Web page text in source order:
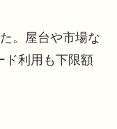
。屋台や市場な
ド利用も下限額